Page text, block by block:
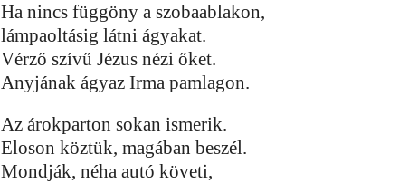
Ha nincs függöny a szobaablakon,
lámpaoltásig látni ágyakat.
Vérző szívű Jézus nézi őket.
Anyjának ágyaz Irma pamlagon.
Az árokparton sokan ismerik.
Eloson köztük, magában beszél.
Mondják, néha autó követi,